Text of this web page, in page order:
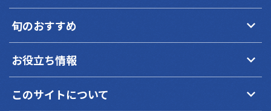
旬のおすすめ keyboard_arrow_down
お役立ち情報 keyboard_arrow_down
このサイトについて keyboard_arrow_down